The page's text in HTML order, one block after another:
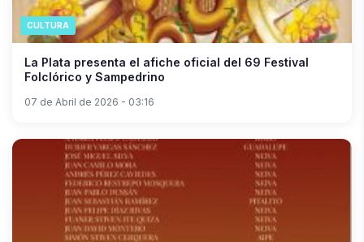
CULTURA
La Plata presenta el afiche oficial del 69 Festival
Folclórico y Sampedrino
07 de Abril de 2026 - 03:16